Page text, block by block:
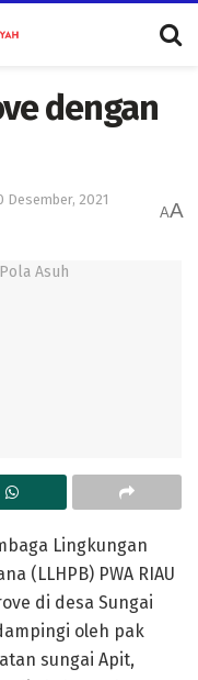
dengan
Desember, 2021
AA
Lingkungan
(LLHPB) PWA RIAU
di desa Sungai
oleh pak
sungai Apit,